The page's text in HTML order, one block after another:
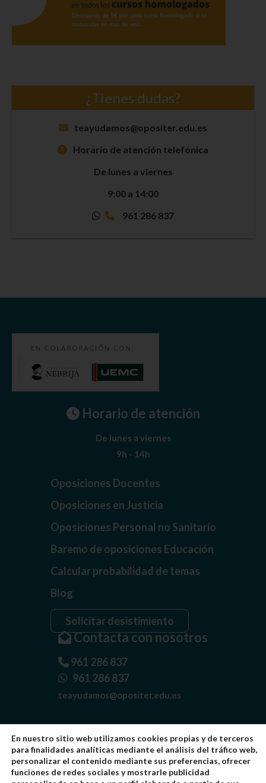
¿Tienes dudas?
teayudamos@opositer.edu.es
Horario de atención telefónica
De lunes a viernes
9:00 a 14:00
961 286 837
Horario de atención
De lunes a viernes
9h - 14h
Oposiciones Docentes
Oposiciones en Justicia
Oposiciones Personal no Sanitario
Baremo de oposiciones Educación
Calcular probabilidad de temas
Blog
Solicitar desistimiento
Contacta con nosotros
961 286 837
961 286 837
teayudamos@opositer.edu.es
En nuestro sitio web utilizamos cookies propias y de terceros
para finalidades analíticas mediante el análisis del tráfico web,
personalizar el contenido mediante sus preferencias, ofrecer
funciones de redes sociales y mostrarle publicidad